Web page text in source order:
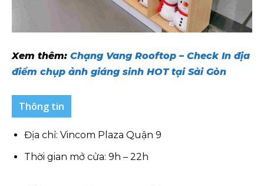
Xem thêm: Chạng Vang Rooftop – Check In địa
điểm chụp ảnh giáng sinh HOT tại Sài Gòn
Thông tin
Địa chỉ: Vincom Plaza Quận 9
Thời gian mở cửa: 9h – 22h